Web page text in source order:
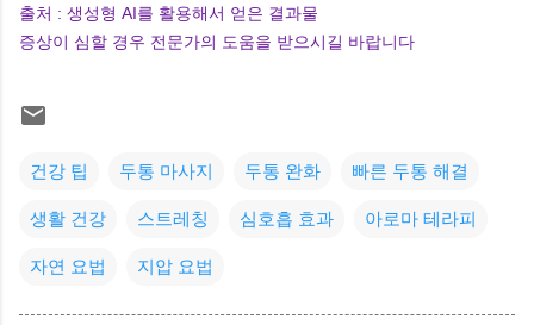
출처 : 생성형 AI를 활용해서 얻은 결과물
증상이 심할 경우 전문가의 도움을 받으시길 바랍니다
건강 팁 두통 마사지 두통 완화 빠른 두통 해결
생활 건강 스트레칭 심호흡 효과 아로마 테라피
자연 요법 지압 요법